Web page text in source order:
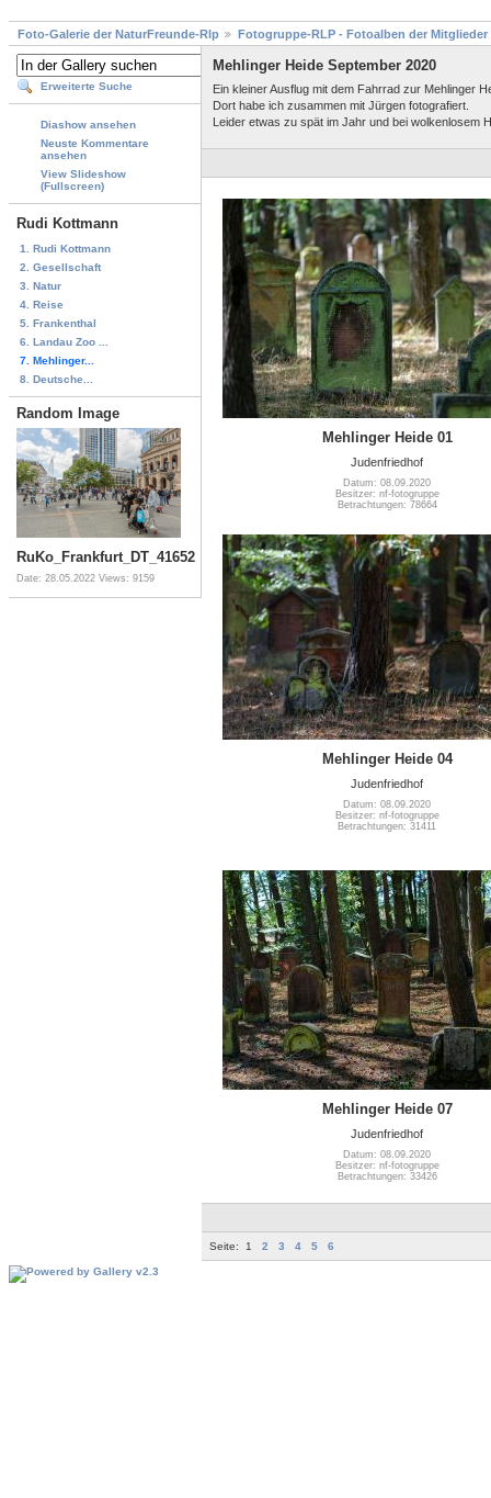
Foto-Galerie der NaturFreunde-Rlp Fotogruppe-RLP - Fotoalben der Mitglieder
Erweiterte Suche
Diashow ansehen
Neuste Kommentare
ansehen
View Slideshow
(Fullscreen)
Rudi Kottmann
1. Rudi Kottmann
2. Gesellschaft
3. Natur
4. Reise
5. Frankenthal
6. Landau Zoo ...
7. Mehlinger...
8. Deutsche...
Random Image
RuKo_Frankfurt_DT_41652
Date: 28.05.2022 Views: 9159
Mehlinger Heide September 2020
Ein kleiner Ausflug mit dem Fahrrad zur Mehlinger
Dort habe ich zusammen mit Jürgen fotografiert.
Leider etwas zu spät im Jahr und bei wolkenlosem
Mehlinger Heide 01
Judenfriedhof
Datum: 08.09.2020
Besitzer: nf-fotogruppe
Betrachtungen: 78664
Mehlinger Heide 04
Judenfriedhof
Datum: 08.09.2020
Besitzer: nf-fotogruppe
Betrachtungen: 31411
Mehlinger Heide 07
Judenfriedhof
Datum: 08.09.2020
Besitzer: nf-fotogruppe
Betrachtungen: 33426
Seite: 1 2 3 4 5 6